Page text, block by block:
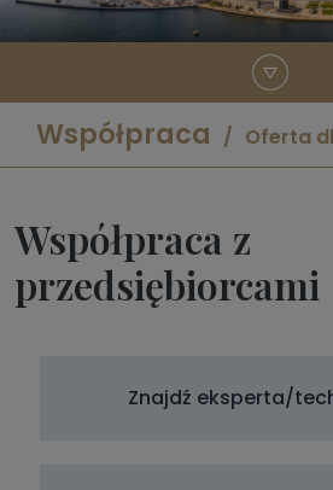
NAUKA
Współpraca Oferta
Współpraca z
przedsiębiorcami
Znajdź eksperta/